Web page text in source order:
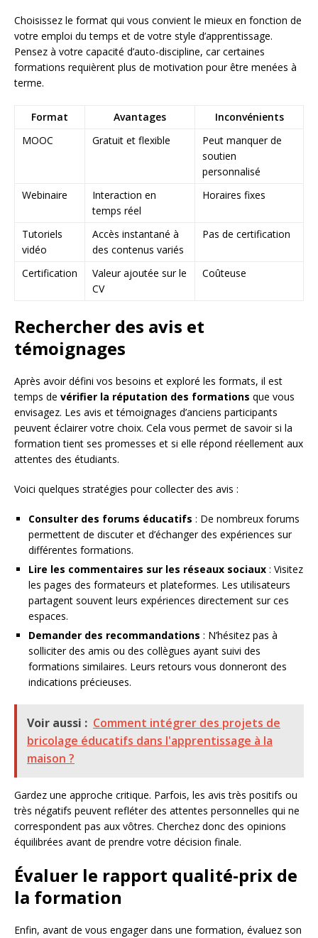
Choisissez le format qui vous convient le mieux en fonction de
votre emploi du temps et de votre style d’apprentissage.
Pensez à votre capacité d’auto-discipline, car certaines
formations requièrent plus de motivation pour être menées à
terme.
Format Avantages
Inconvénients
MOOC
Gratuit et flexible
Peut manquer de
soutien
personnalisé
Webinaire
Interaction en
temps réel
Horaires fixes
Tutoriels
vidéo
Accès instantané à
des contenus variés
Pas de certification
Certification
Valeur ajoutée sur le
CV
Coûteuse
Rechercher des avis et
témoignages
Après avoir défini vos besoins et exploré les formats, il est
temps de vérifier la réputation des formations que vous
envisagez. Les avis et témoignages d’anciens participants
peuvent éclairer votre choix. Cela vous permet de savoir si la
formation tient ses promesses et si elle répond réellement aux
attentes des étudiants.
Voici quelques stratégies pour collecter des avis :
Consulter des forums éducatifs : De nombreux forums
permettent de discuter et d’échanger des expériences sur
différentes formations.
Lire les commentaires sur les réseaux sociaux : Visitez
les pages des formateurs et plateformes. Les utilisateurs
partagent souvent leurs expériences directement sur ces
espaces.
Demander des recommandations : N’hésitez pas à
solliciter des amis ou des collègues ayant suivi des
formations similaires. Leurs retours vous donneront des
indications précieuses.
Voir aussi : Comment intégrer des projets de
bricolage éducatifs dans l'apprentissage à la
maison ?
Gardez une approche critique. Parfois, les avis très positifs ou
très négatifs peuvent refléter des attentes personnelles qui ne
correspondent pas aux vôtres. Cherchez donc des opinions
équilibrées avant de prendre votre décision finale.
Évaluer le rapport qualité-prix de
la formation
Enfin, avant de vous engager dans une formation, évaluez son